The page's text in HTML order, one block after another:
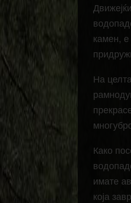
камен,
На
Како
имате
која